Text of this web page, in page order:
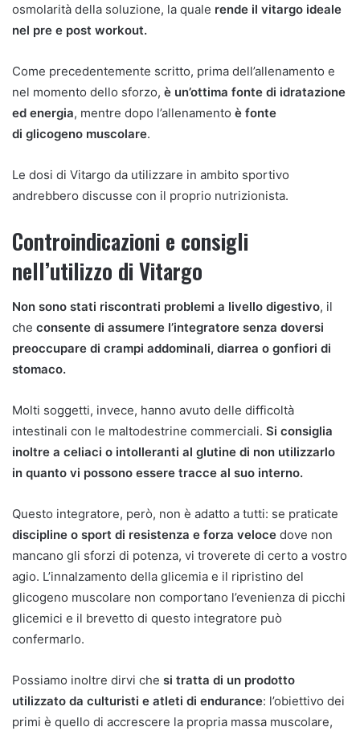
osmolarità della soluzione, la quale rende il vitargo ideale
nel pre e post workout.
Come precedentemente scritto, prima dell’allenamento e
nel momento dello sforzo, è un’ottima fonte di idratazione
ed energia, mentre dopo l’allenamento è fonte
di glicogeno muscolare.
Le dosi di Vitargo da utilizzare in ambito sportivo
andrebbero discusse con il proprio nutrizionista.
Controindicazioni e consigli
nell’utilizzo di Vitargo
Non sono stati riscontrati problemi a livello digestivo, il
che consente di assumere l’integratore senza doversi
preoccupare di crampi addominali, diarrea o gonfiori di
stomaco.
Molti soggetti, invece, hanno avuto delle difficoltà
intestinali con le maltodestrine commerciali. Si consiglia
inoltre a celiaci o intolleranti al glutine di non utilizzarlo
in quanto vi possono essere tracce al suo interno.
Questo integratore, però, non è adatto a tutti: se praticate
discipline o sport di resistenza e forza veloce dove non
mancano gli sforzi di potenza, vi troverete di certo a vostro
agio. L’innalzamento della glicemia e il ripristino del
glicogeno muscolare non comportano l’evenienza di picchi
glicemici e il brevetto di questo integratore può
confermarlo.
Possiamo inoltre dirvi che si tratta di un prodotto
utilizzato da culturisti e atleti di endurance: l’obiettivo dei
primi è quello di accrescere la propria massa muscolare,